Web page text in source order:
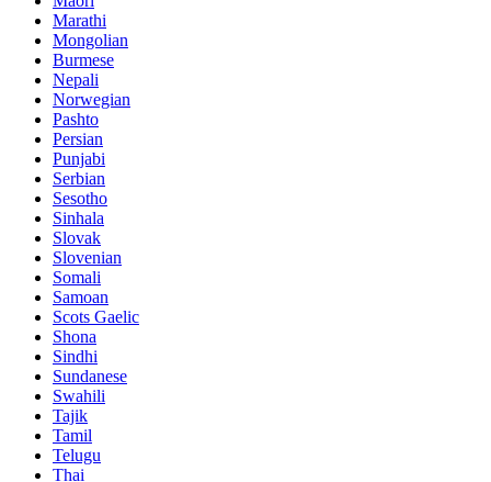
Marathi
Mongolian
Burmese
Nepali
Norwegian
Pashto
Persian
Punjabi
Serbian
Sesotho
Sinhala
Slovak
Slovenian
Somali
Samoan
Scots Gaelic
Shona
Sindhi
Sundanese
Swahili
Tajik
Tamil
Telugu
Thai